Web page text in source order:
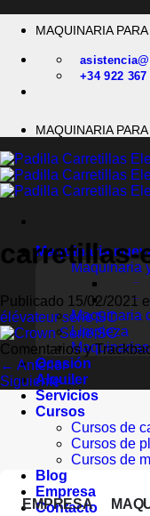
MAQUINARIA
+34 922 367
MAQUINARIA
Maquinaria
Maquinaria
Maquinaria
Limpieza
Ocasión
Alquiler
Servicios
Cursos
Cursos de
Cursos de
Cursos de
Blog
Empresa
Contacto
carretillas-
Publicado 15/02/2021
élévateur série SC
Comentarios y
← Anterior
Siguiente→
EMPRESA